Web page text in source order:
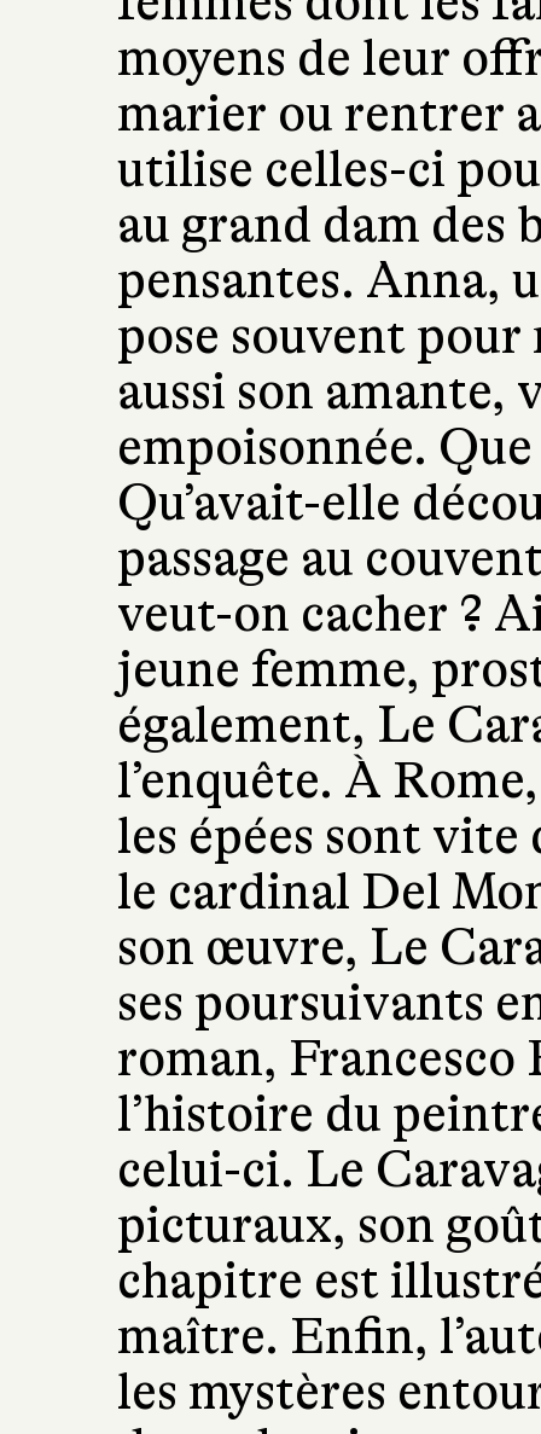
moyens de leur
marier ou rentrer
utilise celles-ci
au grand dam des
pensantes. Anna,
pose souvent
aussi son amante,
empoisonnée.
Qu’avait-elle
passage au
veut-on cacher ?
jeune femme,
également, Le
l’enquête. À
les épées sont vite
le cardinal Del
son œuvre, Le
ses poursuivants
roman,
l’histoire du
celui-ci. Le
picturaux, son
chapitre est
maître. Enfin,
les mystères